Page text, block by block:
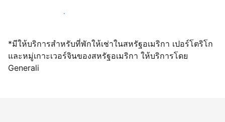
เปิดให้จองผ่านเราตั้งแต่วันนี้
*มีให้บริการสำหรับที่พักให้เช่าในสหรัฐอเมริกา เปอร์โตริโก
และหมู่เกาะเวอร์จินของสหรัฐอเมริกา ให้บริการโดย
Generali